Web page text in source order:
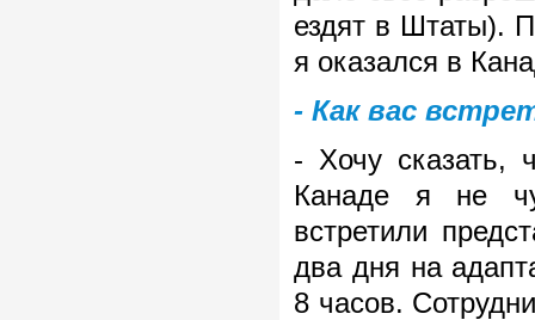
ездят в Штаты).
я оказался в
- Как вас
- Хочу сказать,
Канаде я не
встретили
два дня на
8 часов.